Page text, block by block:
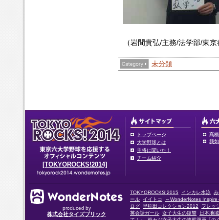
（岩間貴弘/主務/法学部/東
未分類
[TOKYOROCKS!2014]
トップページ
大学野球とは
主将に聞いた！
チーム紹介
髙
我
produced by
株式会社タイズブリック
TOKYOROCKS!2015 インカレ水泳
ール
イイトコ
～WonderNotes Inspire
ログ 早稲田コレクション2012
フレッ
英会話ガール 女子大生の復讐
日本地